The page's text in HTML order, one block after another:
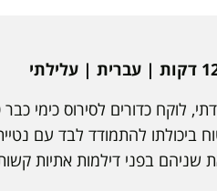
ביכולתו להתמודד לבד עם
שניהם בפני דילמות אתיות